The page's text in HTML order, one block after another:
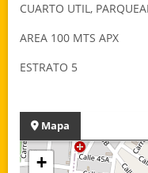
CUARTO UTIL,
AREA 100 MTS APX
ESTRATO 5
Mapa
+